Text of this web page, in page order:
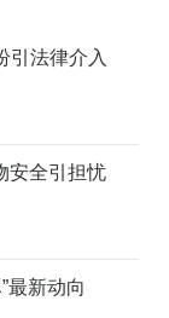
引法律介入
安全引担忧
最新动向